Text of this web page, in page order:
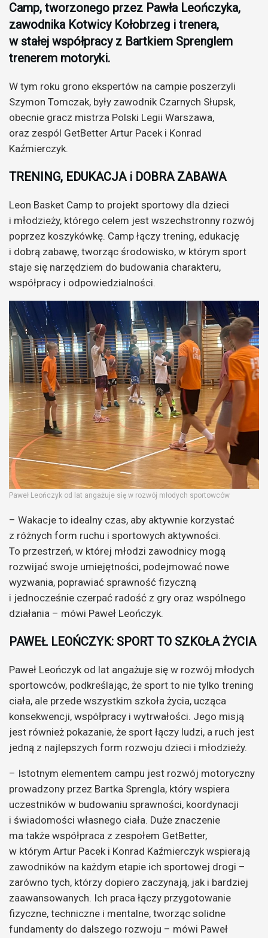
Camp, tworzonego przez Pawła Leończyka,
zawodnika Kotwicy Kołobrzeg i trenera,
w stałej współpracy z Bartkiem Sprenglem
trenerem motoryki.
W tym roku grono ekspertów na campie poszerzyli
Szymon Tomczak, były zawodnik Czarnych Słupsk,
obecnie gracz mistrza Polski Legii Warszawa,
oraz zespól GetBetter Artur Pacek i Konrad
Kaźmierczyk.
TRENING, EDUKACJA i DOBRA ZABAWA
Leon Basket Camp to projekt sportowy dla dzieci
i młodzieży, którego celem jest wszechstronny rozwój
poprzez koszykówkę. Camp łączy trening, edukację
i dobrą zabawę, tworząc środowisko, w którym sport
staje się narzędziem do budowania charakteru,
współpracy i odpowiedzialności.
Paweł Leończyk od lat angażuje się w rozwój młodych sportowców
– Wakacje to idealny czas, aby aktywnie korzystać
z różnych form ruchu i sportowych aktywności.
To przestrzeń, w której młodzi zawodnicy mogą
rozwijać swoje umiejętności, podejmować nowe
wyzwania, poprawiać sprawność fizyczną
i jednocześnie czerpać radość z gry oraz wspólnego
działania – mówi Paweł Leończyk.
PAWEŁ LEOŃCZYK: SPORT TO SZKOŁA ŻYCIA
Paweł Leończyk od lat angażuje się w rozwój młodych
sportowców, podkreślając, że sport to nie tylko trening
ciała, ale przede wszystkim szkoła życia, ucząca
konsekwencji, współpracy i wytrwałości. Jego misją
jest również pokazanie, że sport łączy ludzi, a ruch jest
jedną z najlepszych form rozwoju dzieci i młodzieży.
– Istotnym elementem campu jest rozwój motoryczny
prowadzony przez Bartka Sprengla, który wspiera
uczestników w budowaniu sprawności, koordynacji
i świadomości własnego ciała. Duże znaczenie
ma także współpraca z zespołem GetBetter,
w którym Artur Pacek i Konrad Kaźmierczyk wspierają
zawodników na każdym etapie ich sportowej drogi –
zarówno tych, którzy dopiero zaczynają, jak i bardziej
zaawansowanych. Ich praca łączy przygotowanie
fizyczne, techniczne i mentalne, tworząc solidne
fundamenty do dalszego rozwoju – mówi Paweł